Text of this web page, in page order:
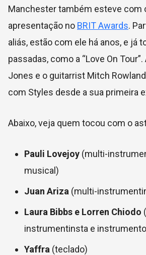
Manchester também esteve com
apresentação no BRIT Awards.
aliás, estão com ele há anos, e já
passadas, como a “Love On
Jones e o guitarrist Mitch
com Styles desde a sua primeira
Abaixo, veja quem tocou com o
Pauli Lovejoy (multi-
musical)
Juan Ariza (multi-
Laura Bibbs e Lorren Chiodo
instrumentinsta e
Yaffra (teclado)